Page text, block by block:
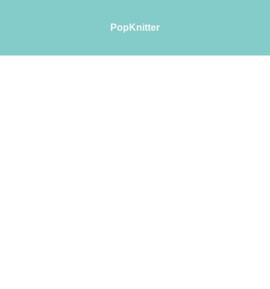
PopKnitter